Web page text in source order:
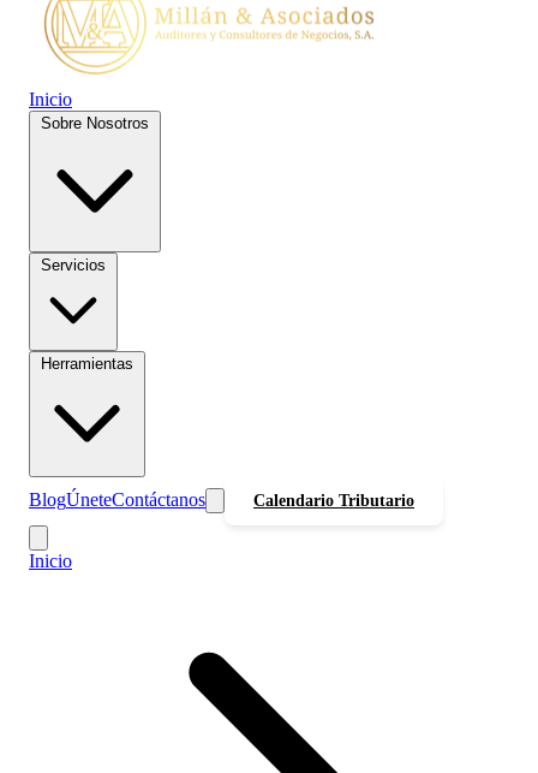
Inicio
BlogÚneteContáctanos Calendario Tributario
Inicio